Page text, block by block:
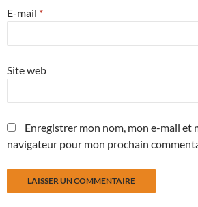
E-mail *
Site web
Enregistrer mon nom, mon e-mail et
navigateur pour mon prochain